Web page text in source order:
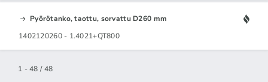
Pyörötanko, taottu, sorvattu D260 mm
1402120260 - 1.4021+QT800
1 - 48 / 48